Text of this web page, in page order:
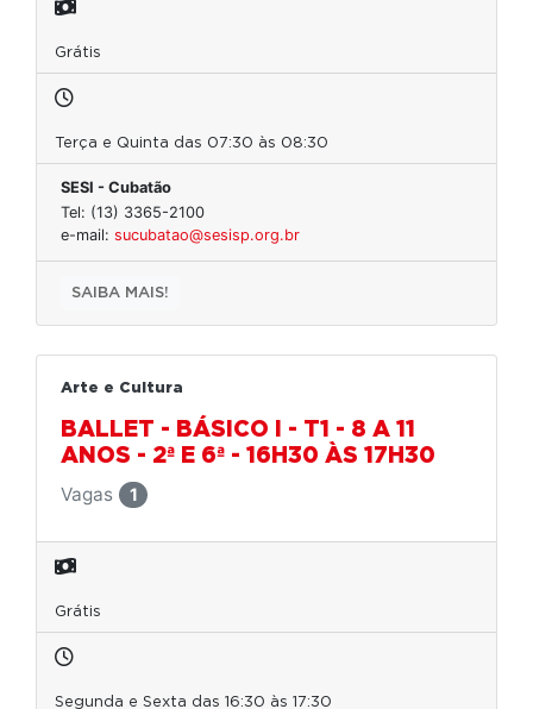
Grátis
Terça e Quinta das 07:30 às 08:30
SESI - Cubatão
Tel: (13) 3365-2100
e-mail: sucubatao@sesisp.org.br
SAIBA MAIS!
Arte e Cultura
BALLET - BÁSICO I - T1 - 8 A 11
ANOS - 2ª E 6ª - 16H30 ÀS 17H30
Vagas
1
Grátis
Segunda e Sexta das 16:30 às 17:30